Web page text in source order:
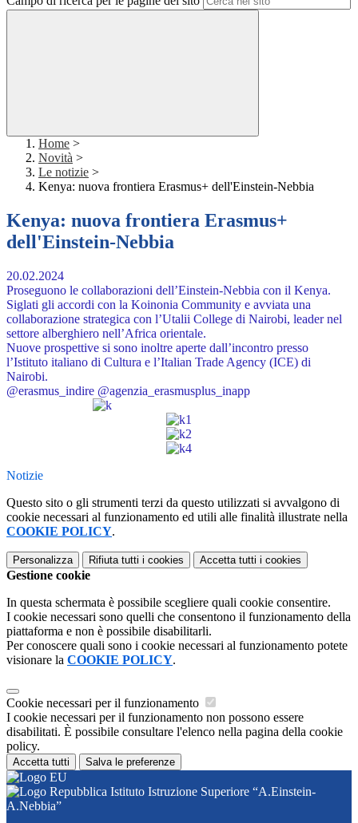
Home >
Novità >
Le notizie >
Kenya: nuova frontiera Erasmus+ dell'Einstein-Nebbia
Kenya: nuova frontiera Erasmus+
dell'Einstein-Nebbia
20.02.2024
Proseguono le collaborazioni dell’Einstein-Nebbia con il Kenya.
Siglati gli accordi con la Koinonia Community e avviata una
collaborazione strategica con l’Utalii College di Nairobi, leader nel
settore alberghiero nell’Africa orientale.
Nuove prospettive si sono inoltre aperte dall’incontro presso
l’Istituto italiano di Cultura e l’Italian Trade Agency (ICE) di
Nairobi.
@erasmus_indire @agenzia_erasmusplus_inapp
Notizie
Questo sito o gli strumenti terzi da questo utilizzati si avvalgono di
cookie necessari al funzionamento ed utili alle finalità illustrate nella
COOKIE POLICY.
Personalizza Rifiuta tutti i cookies Accetta tutti i cookies
Gestione cookie
In questa schermata è possibile scegliere quali cookie consentire.
I cookie necessari sono quelli che consentono il funzionamento della
piattaforma e non è possibile disabilitarli.
Per conoscere quali sono i cookie necessari al funzionamento potete
visionare la COOKIE POLICY.
Cookie necessari per il funzionamento
I cookie necessari per il funzionamento non possono essere
disabilitati. È possibile consultare l'elenco nella pagina della cookie
policy.
Accetta tutti Salva le preferenze
Istituto Istruzione Superiore “A.Einstein-
A.Nebbia”